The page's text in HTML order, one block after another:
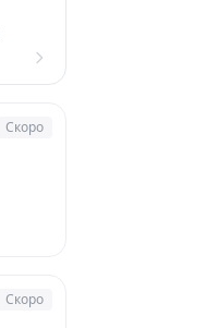
Скоро
Скоро